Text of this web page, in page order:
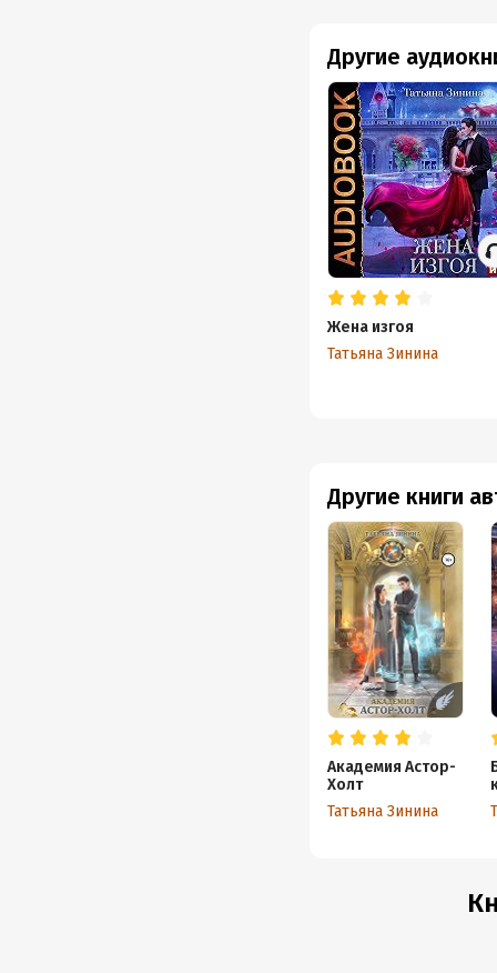
Другие книги
Академия Астор-
Холт
Татьяна Зинина
Другие
Жена изгоя
Татьяна Зинина